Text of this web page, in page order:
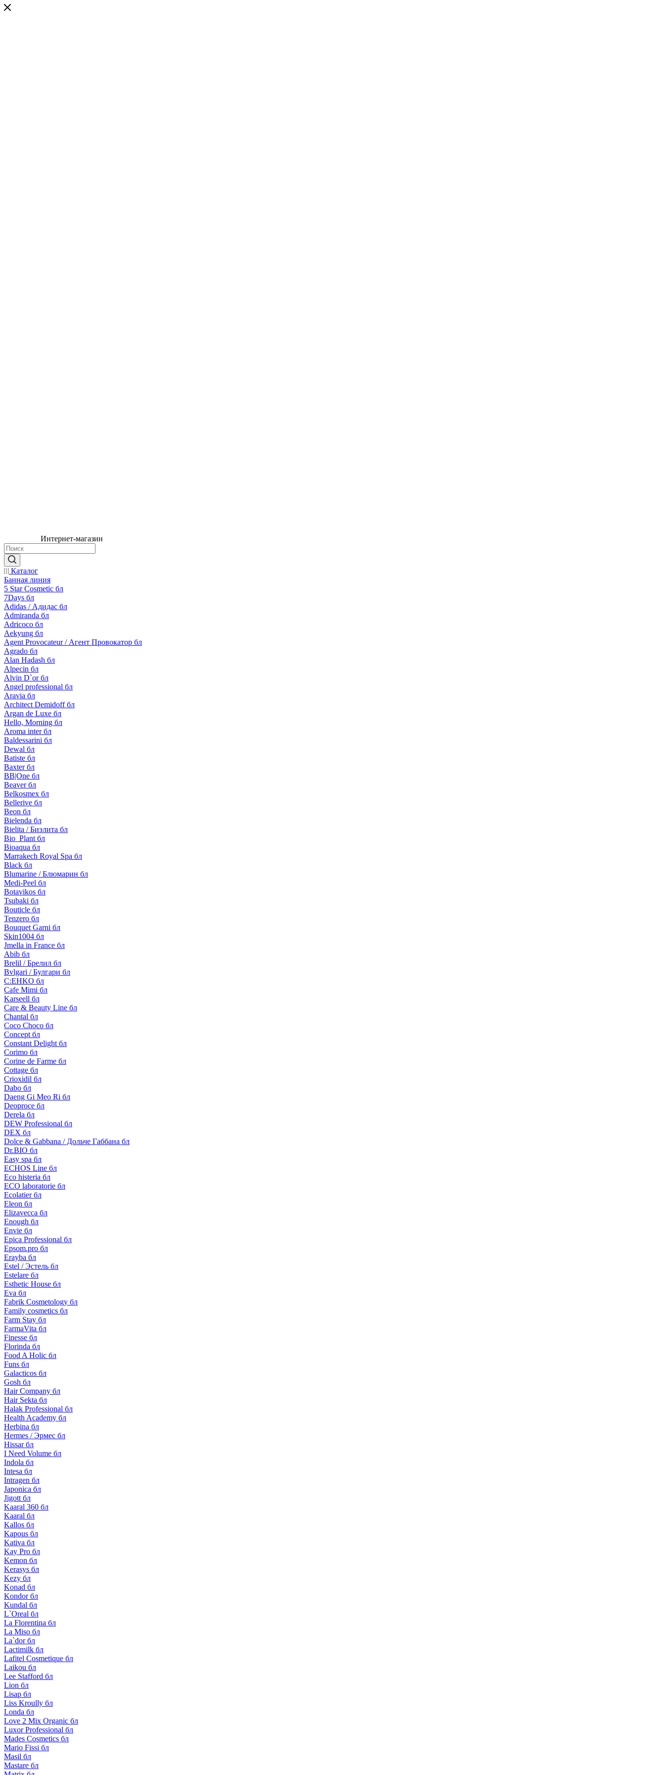
Интернет-магазин
Каталог
Банная линия
5 Star Cosmetic бл
7Days бл
Adidas / Адидас бл
Admiranda бл
Adricoco бл
Aekyung бл
Agent Provocateur / Агент Провокатор бл
Agrado бл
Alan Hadash бл
Alpecin бл
Alvin D`or бл
Angel professional бл
Aravia бл
Architect Demidoff бл
Argan de Luxe бл
Hello, Morning бл
Aroma inter бл
Baldessarini бл
Dewal бл
Batiste бл
Baxter бл
BB|One бл
Beaver бл
Belkosmex бл
Bellerive бл
Beon бл
Bielenda бл
Bielita / Биэлита бл
Bio_Plant бл
Bioaqua бл
Marrakech Royal Spa бл
Black бл
Blumarine / Блюмарин бл
Medi-Peel бл
Botavikos бл
Tsubaki бл
Bouticle бл
Tenzero бл
Bouquet Garni бл
Skin1004 бл
Jmella in France бл
Abib бл
Brelil / Брелил бл
Bvlgari / Булгари бл
C:EHKO бл
Cafe Mimi бл
Karseell бл
Care & Beauty Line бл
Chantal бл
Coco Choco бл
Concept бл
Constant Delight бл
Corimo бл
Corine de Farme бл
Cottage бл
Crioxidil бл
Dabo бл
Daeng Gi Meo Ri бл
Deoproce бл
Derela бл
DEW Professional бл
DEX бл
Dolce & Gabbana / Дольче Габбана бл
Dr.BIO бл
Easy spa бл
ECHOS Line бл
Eco histeria бл
ECO laboratorie бл
Ecolatier бл
Eleon бл
Elizavecca бл
Enough бл
Envie бл
Epica Professional бл
Epsom.pro бл
Erayba бл
Estel / Эстель бл
Estelare бл
Esthetic House бл
Eva бл
Fabrik Cosmetology бл
Family cosmetics бл
Farm Stay бл
FarmaVita бл
Finesse бл
Florinda бл
Food A Holic бл
Funs бл
Galacticos бл
Gosh бл
Hair Company бл
Hair Sekta бл
Halak Professional бл
Health Academy бл
Herbina бл
Hermes / Эрмес бл
Hissar бл
I Need Volume бл
Indola бл
Intesa бл
Intragen бл
Japonica бл
Jigott бл
Kaaral 360 бл
Kaaral бл
Kallos бл
Kapous бл
Kativa бл
Kay Pro бл
Kemon бл
Kerasys бл
Kezy бл
Konad бл
Kondor бл
Kundal бл
L`Oreal бл
La Florentina бл
La Miso бл
La`dor бл
Lactimilk бл
Lafitel Cosmetique бл
Laikou бл
Lee Stafford бл
Lion бл
Lisap бл
Liss Kroully бл
Londa бл
Love 2 Mix Organic бл
Luxor Professional бл
Mades Cosmetics бл
Mario Fissi бл
Masil бл
Mastare бл